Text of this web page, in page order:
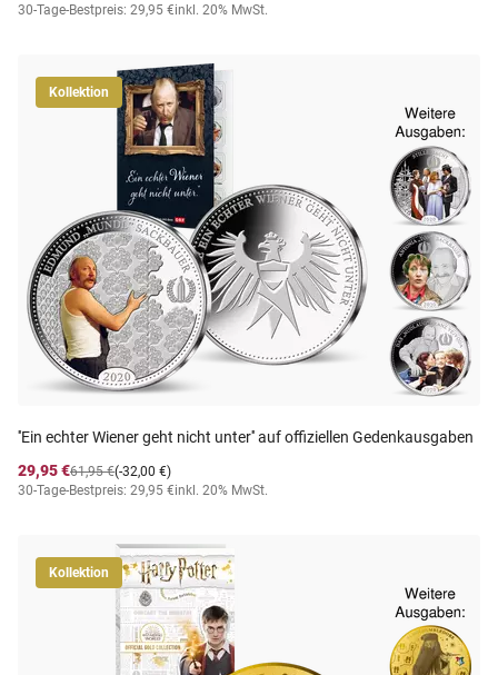
30-Tage-Bestpreis: 29,95 €inkl. 20% MwSt.
Kollektion
''Ein echter Wiener geht nicht unter'' auf offiziellen Gedenkausgaben
29,95 €
(-32,00 €)
61,95 €
30-Tage-Bestpreis: 29,95 €inkl. 20% MwSt.
Kollektion